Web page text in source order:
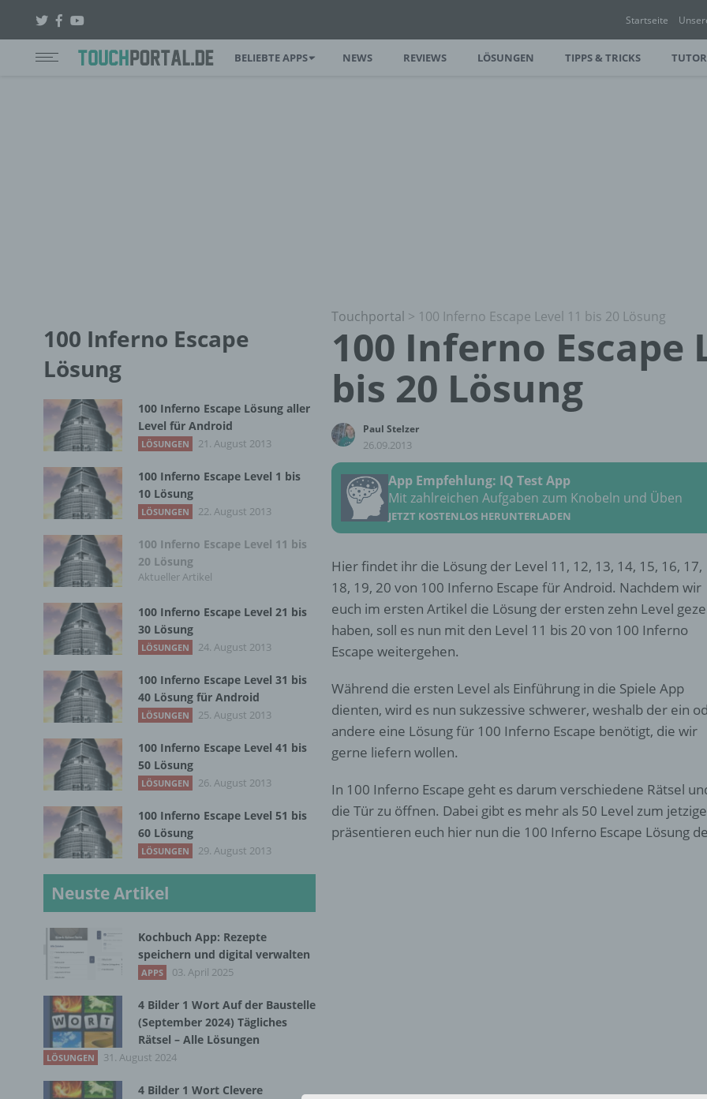
Startseite
BELIEBTE APPS NEWS REVIEWS LÖSUNGEN TIPPS & TRICKS
Touchportal > 100 Inferno Escape Level 11 bis 20 Lösung
100 Inferno Escape
bis 20 Lösung
Paul Stelzer
26.09.2013
App Empfehlung: IQ Test App
Mit zahlreichen Aufgaben zum Knobeln und Üben
JETZT KOSTENLOS HERUNTERLADEN
Hier findet ihr die Lösung der Level 11, 12, 13, 14, 15, 16, 17,
18, 19, 20 von 100 Inferno Escape für Android. Nachdem wir
euch im ersten Artikel die Lösung der ersten zehn Level
haben, soll es nun mit den Level 11 bis 20 von 100 Inferno
Escape weitergehen.
Während die ersten Level als Einführung in die Spiele App
dienten, wird es nun sukzessive schwerer, weshalb der ein
andere eine Lösung für 100 Inferno Escape benötigt, die wir
gerne liefern wollen.
In 100 Inferno Escape geht es darum verschiedene Rätsel
die Tür zu öffnen. Dabei gibt es mehr als 50 Level zum
präsentieren euch hier nun die 100 Inferno Escape Lösung
100 Inferno Escape
Lösung
100 Inferno Escape Lösung aller
Level für Android
LÖSUNGEN 21. August 2013
100 Inferno Escape Level 1 bis
10 Lösung
LÖSUNGEN 22. August 2013
100 Inferno Escape Level 11 bis
20 Lösung
Aktueller Artikel
100 Inferno Escape Level 21 bis
30 Lösung
LÖSUNGEN 24. August 2013
100 Inferno Escape Level 31 bis
40 Lösung für Android
LÖSUNGEN 25. August 2013
100 Inferno Escape Level 41 bis
50 Lösung
LÖSUNGEN 26. August 2013
100 Inferno Escape Level 51 bis
60 Lösung
LÖSUNGEN 29. August 2013
Neuste Artikel
Kochbuch App: Rezepte
speichern und digital verwalten
APPS 03. April 2025
4 Bilder 1 Wort Auf der Baustelle
(September 2024) Tägliches
Rätsel – Alle Lösungen
LÖSUNGEN 31. August 2024
4 Bilder 1 Wort Clevere